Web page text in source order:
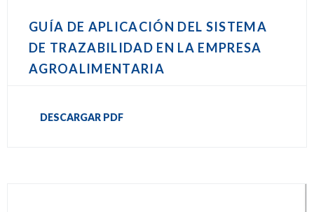
GUÍA DE APLICACIÓN DEL SISTEMA
DE TRAZABILIDAD EN LA EMPRESA
AGROALIMENTARIA
DESCARGAR PDF